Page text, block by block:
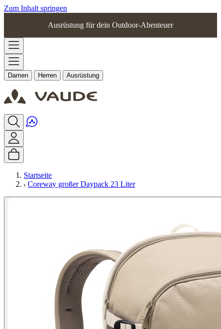
Zum Inhalt springen
Ausrüstung für dein Outdoor-Abenteuer
Damen Herren Ausrüstung
Startseite
Coreway großer Daypack 23 Liter